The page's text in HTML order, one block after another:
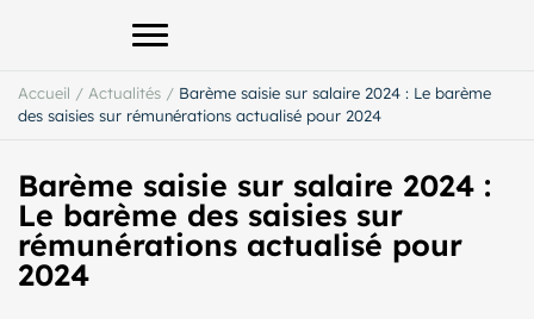
Afficher le menu principal
Accueil / Actualités / Barème saisie sur salaire 2024 : Le barème
des saisies sur rémunérations actualisé pour 2024
Barème saisie sur salaire 2024 :
Le barème des saisies sur
rémunérations actualisé pour
2024